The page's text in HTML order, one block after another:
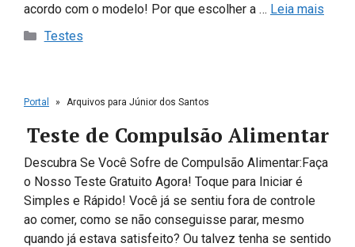
acordo com o modelo! Por que escolher a … Leia mais
Categorias
Testes
Portal » Arquivos para Júnior dos Santos
Teste de Compulsão Alimentar
Descubra Se Você Sofre de Compulsão Alimentar:Faça
o Nosso Teste Gratuito Agora! Toque para Iniciar é
Simples e Rápido! Você já se sentiu fora de controle
ao comer, como se não conseguisse parar, mesmo
quando já estava satisfeito? Ou talvez tenha se sentido